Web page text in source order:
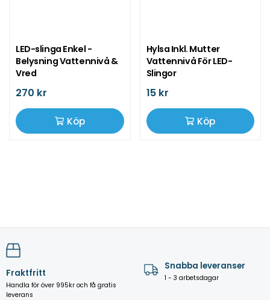
LED-slinga Enkel -
Belysning Vattennivå &
Vred
270 kr
Köp
Hylsa Inkl. Mutter
Vattennivå För LED-
Slingor
15 kr
Köp
Fraktfritt
Handla för över 995kr och få gratis
leverans
Snabba leveranser
1 - 3 arbetsdagar